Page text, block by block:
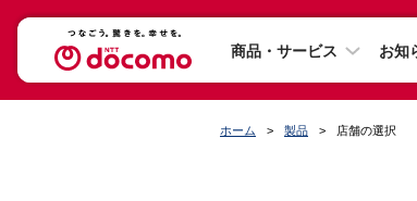
商品・サービス お知
ホーム 製品 店舗の選択